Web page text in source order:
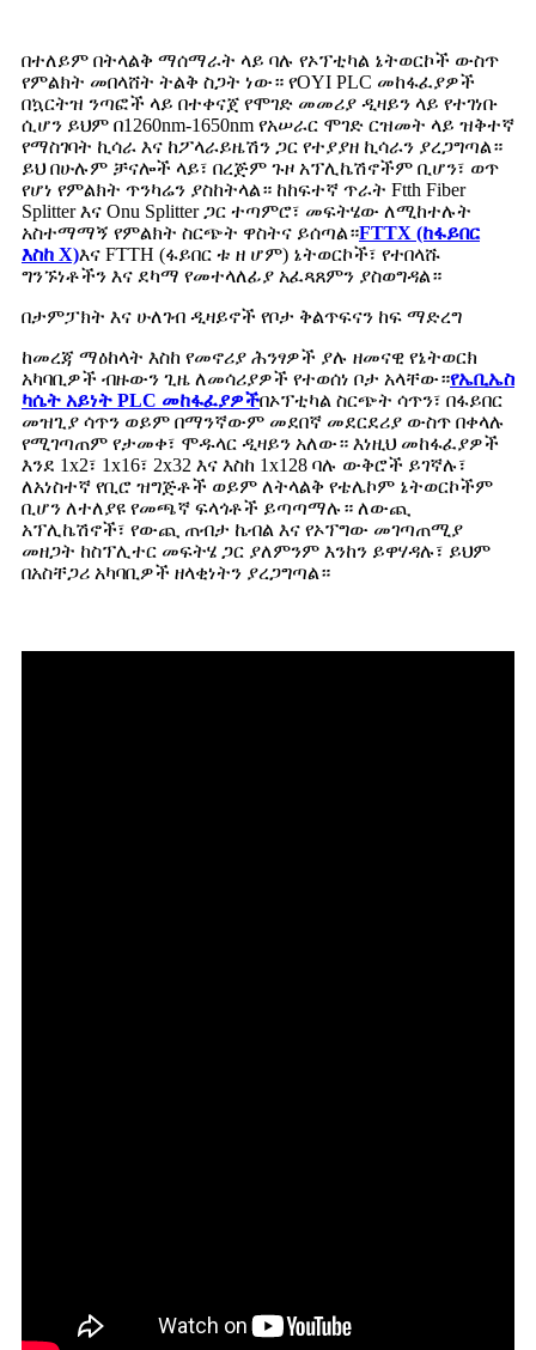
በተለይም በትላልቅ ማሰማራት ላይ ባሉ የኦፕቲካል ኔትወርኮች ውስጥ
የምልክት መበላሸት ትልቅ ስጋት ነው። የOYI PLC መከፋፈያዎች
በኳርትዝ ​​ንጣፎች ላይ በተቀናጀ የሞገድ መመሪያ ዲዛይን ላይ የተገነቡ
ሲሆን ይህም በ1260nm-1650nm የአሠራር ሞገድ ርዝመት ላይ ዝቅተኛ
የማስገባት ኪሳራ እና ከፖላራይዜሽን ጋር የተያያዘ ኪሳራን ያረጋግጣል።
ይህ በሁሉም ቻናሎች ላይ፣ በረጅም ጉዞ አፕሊኬሽኖችም ቢሆን፣ ወጥ
የሆነ የምልክት ጥንካሬን ያስከትላል። ከከፍተኛ ጥራት Ftth Fiber
Splitter እና Onu Splitter ጋር ተጣምሮ፣ መፍትሄው ለሚከተሉት
አስተማማኝ የምልክት ስርጭት ዋስትና ይሰጣል።FTTX (ከፋይበር
እስከ X)እና FTTH (ፋይበር ቱ ዘ ሆም) ኔትወርኮች፣ የተበላሹ
ግንኙነቶችን እና ደካማ የመተላለፊያ አፈጻጸምን ያስወግዳል።
በታምፓክት እና ሁለገብ ዲዛይኖች የቦታ ቅልጥፍናን ከፍ ማድረግ
ከመረጃ ማዕከላት እስከ የመኖሪያ ሕንፃዎች ያሉ ዘመናዊ የኔትወርክ
አካባቢዎች ብዙውን ጊዜ ለመሳሪያዎች የተወሰነ ቦታ አላቸው።የኤቢኤስ
ካሴት አይነት PLC መከፋፈያዎችበኦፕቲካል ስርጭት ሳጥን፣ በፋይበር
መዝጊያ ሳጥን ወይም በማንኛውም መደበኛ መደርደሪያ ውስጥ በቀላሉ
የሚገጣጠም የታመቀ፣ ሞዱላር ዲዛይን አለው። እነዚህ መከፋፈያዎች
እንደ 1x2፣ 1x16፣ 2x32 እና እስከ 1x128 ባሉ ውቅሮች ይገኛሉ፣
ለአነስተኛ የቢሮ ዝግጅቶች ወይም ለትላልቅ የቴሌኮም ኔትወርኮችም
ቢሆን ለተለያዩ የመጫኛ ፍላጎቶች ይጣጣማሉ። ለውጪ
አፕሊኬሽኖች፣ የውጪ ጠብታ ኬብል እና የኦፕግው መገጣጠሚያ
መዘጋት ከስፕሊተር መፍትሄ ጋር ያለምንም እንከን ይዋሃዳሉ፣ ይህም
በአስቸጋሪ አካባቢዎች ዘላቂነትን ያረጋግጣል።